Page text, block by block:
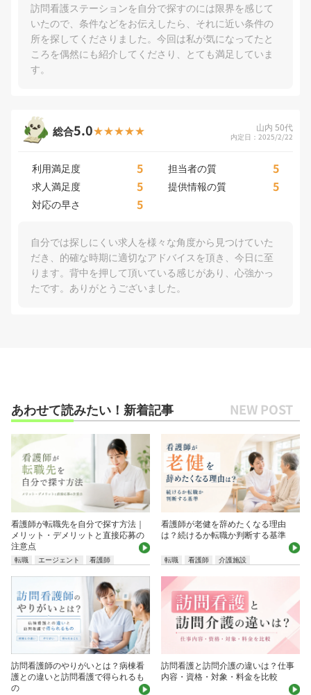
訪問看護ステーションを自分で探すのには限界を感じて
いたので、条件などをお伝えしたら、それに近い条件の
所を探してくださりました。今回は私が気になってたと
ころを偶然にも紹介してくださり、とても満足していま
す。
総合5.0 山内 50代
内定日：2025/2/22
利用満足度 5 担当者の質 5
求人満足度 5 提供情報の質 5
対応の早さ 5
自分では探しにくい求人を様々な角度から見つけていた
だき、的確な時期に適切なアドバイスを頂き、今日に至
ります。背中を押して頂いている感じがあり、心強かっ
たです。ありがとうございました。
あわせて読みたい！新着記事
看護師が転職先を自分で探す方法｜
メリット・デメリットと直接応募の
注意点
転職 エージェント 看護師
看護師が老健を辞めたくなる理由
は？続けるか転職か判断する基準
転職 看護師 介護施設
訪問看護師のやりがいとは？病棟看
護との違いと訪問看護で得られるも
の
訪問看護と訪問介護の違いは？仕事
内容・資格・対象・料金を比較